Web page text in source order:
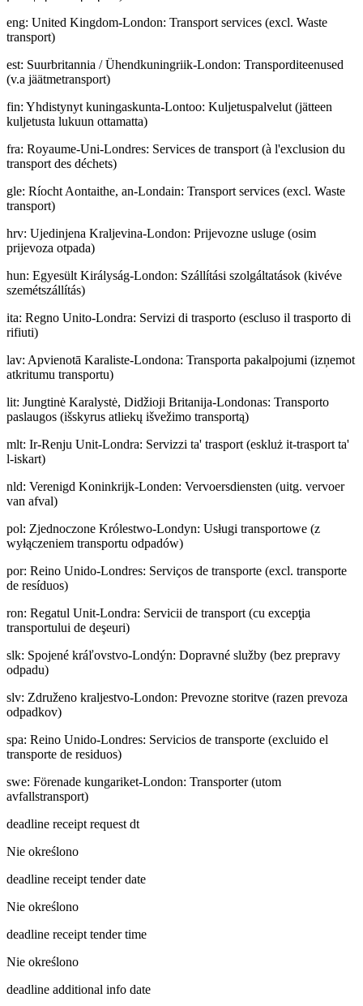
eng: United Kingdom-London: Transport services (excl. Waste
transport)
est: Suurbritannia / Ühendkuningriik-London: Transporditeenused
(v.a jäätmetransport)
fin: Yhdistynyt kuningaskunta-Lontoo: Kuljetuspalvelut (jätteen
kuljetusta lukuun ottamatta)
fra: Royaume-Uni-Londres: Services de transport (à l'exclusion du
transport des déchets)
gle: Ríocht Aontaithe, an-Londain: Transport services (excl. Waste
transport)
hrv: Ujedinjena Kraljevina-London: Prijevozne usluge (osim
prijevoza otpada)
hun: Egyesült Királyság-London: Szállítási szolgáltatások (kivéve
szemétszállítás)
ita: Regno Unito-Londra: Servizi di trasporto (escluso il trasporto di
rifiuti)
lav: Apvienotā Karaliste-Londona: Transporta pakalpojumi (izņemot
atkritumu transportu)
lit: Jungtinė Karalystė, Didžioji Britanija-Londonas: Transporto
paslaugos (išskyrus atliekų išvežimo transportą)
mlt: Ir-Renju Unit-Londra: Servizzi ta' trasport (eskluż it-trasport ta'
l-iskart)
nld: Verenigd Koninkrijk-Londen: Vervoersdiensten (uitg. vervoer
van afval)
pol: Zjednoczone Królestwo-Londyn: Usługi transportowe (z
wyłączeniem transportu odpadów)
por: Reino Unido-Londres: Serviços de transporte (excl. transporte
de resíduos)
ron: Regatul Unit-Londra: Servicii de transport (cu excepţia
transportului de deşeuri)
slk: Spojené kráľovstvo-Londýn: Dopravné služby (bez prepravy
odpadu)
slv: Združeno kraljestvo-London: Prevozne storitve (razen prevoza
odpadkov)
spa: Reino Unido-Londres: Servicios de transporte (excluido el
transporte de residuos)
swe: Förenade kungariket-London: Transporter (utom
avfallstransport)
deadline receipt request dt
Nie określono
deadline receipt tender date
Nie określono
deadline receipt tender time
Nie określono
deadline additional info date